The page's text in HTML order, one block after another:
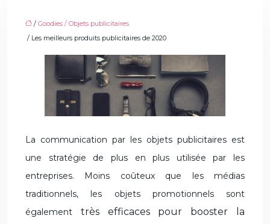
/ Goodies / Objets publicitaires
/ Les meilleurs produits publicitaires de 2020
La communication par les objets publicitaires est
une stratégie de plus en plus utilisée par les
entreprises. Moins coûteux que les médias
traditionnels, les objets promotionnels sont
également
très efficaces pour booster la